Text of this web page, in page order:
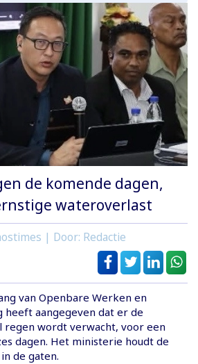
de komende dagen,
wateroverlast
| Door: Redactie
van Openbare Werken en
heeft aangegeven dat er de
regen wordt verwacht, voor een
dagen. Het ministerie houdt de
de gaten.